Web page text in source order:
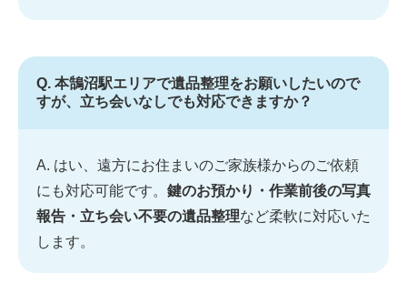
Q. 本鵠沼駅エリアで遺品整理をお願いしたいので
すが、立ち会いなしでも対応できますか？
A. はい、遠方にお住まいのご家族様からのご依頼
にも対応可能です。 鍵のお預かり・作業前後の写真
報告・立ち会い不要の遺品整理など柔軟に対応いた
します。